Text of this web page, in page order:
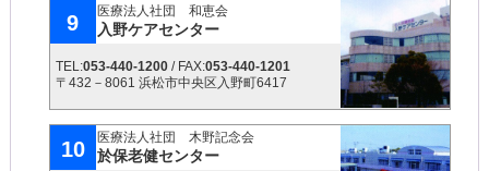
9 医療法人社団 和恵会
入野ケアセンター
TEL:053-440-1200/ FAX:053-440-1201
〒432－8061 浜松市中央区入野町6417
10 医療法人社団 木野記念会
於保老健センター